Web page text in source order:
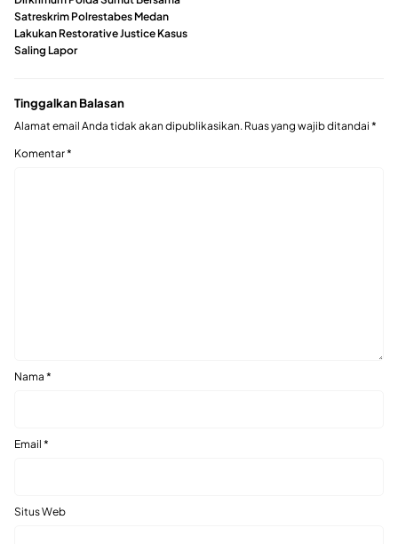
Satreskrim Polrestabes Medan
Lakukan Restorative Justice Kasus
Saling Lapor
Tinggalkan Balasan
Alamat email Anda tidak akan dipublikasikan. Ruas yang wajib ditandai *
Komentar*
Nama *
Email *
Situs Web